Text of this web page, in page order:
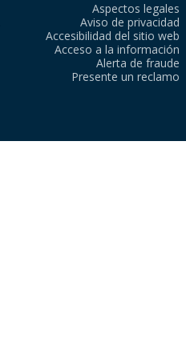
Aspectos legales
Aviso de privacidad
Accesibilidad del sitio web
Acceso a la información
Alerta de fraude
Presente un reclamo